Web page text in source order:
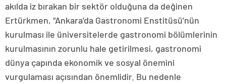
akılda iz bırakan bir sektör olduğuna da değinen
Ertürkmen, “Ankara’da Gastronomi Enstitüsü’nün
kurulması ile üniversitelerde gastronomi bölümlerinin
kurulmasının zorunlu hale getirilmesi, gastronomi
dünya çapında ekonomik ve sosyal önemini
vurgulaması açısından önemlidir. Bu nedenle